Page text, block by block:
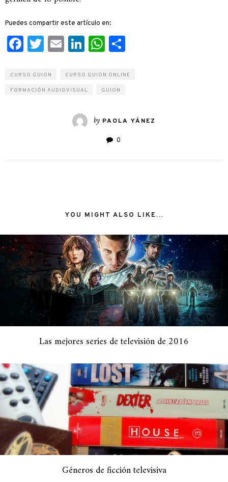
Puedes compartir este artículo en:
Facebook
Twitter
EmailLinkedIn
WhatsApp
CURSO GUION CURSO GUION ONLINE
FORMACIÓN AUDIOVISUAL GUION
by PAOLA YÁNEZ
0
YOU MIGHT ALSO LIKE...
Las mejores series de televisión de 2016
Géneros de ficción televisiva